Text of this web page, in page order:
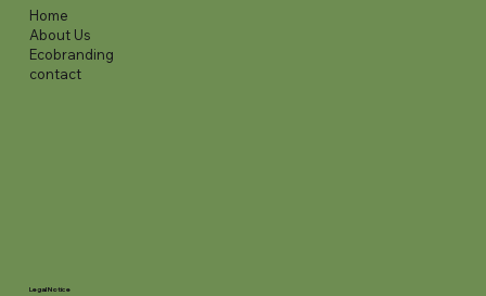
Home
About Us
Ecobranding
contact
Legal Notice